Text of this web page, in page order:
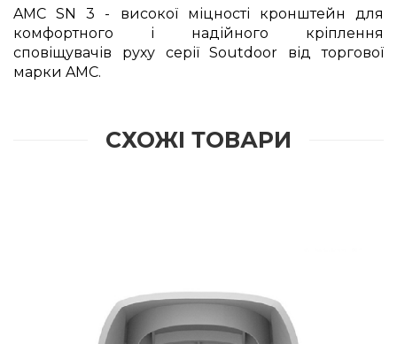
AMC SN 3 - високої міцності кронштейн для
комфортного і надійного кріплення
сповіщувачів руху серії Soutdoor від торгової
марки AMC.
СХОЖІ ТОВАРИ